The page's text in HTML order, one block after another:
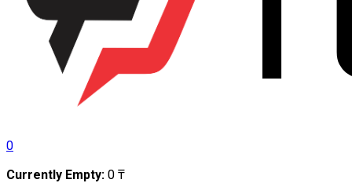
0
Currently Empty: 0 ₸